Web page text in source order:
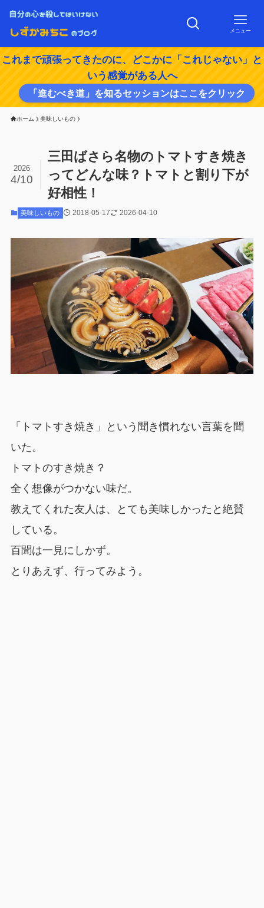
メニュー
これまで頑張ってきたのに、どこかに「これじゃない」と
いう感覚がある人へ
「進むべき道」を知るセッションはここをクリック
ホーム 美味しいもの
三田ばさら名物のトマトすき焼き
ってどんな味？トマトと割り下が
好相性！
2026
4/10
美味しいもの 2018-05-17 2026-04-10
「トマトすき焼き」という聞き慣れない言葉を聞
いた。
トマトのすき焼き？
全く想像がつかない味だ。
教えてくれた友人は、とても美味しかったと絶賛
している。
百聞は一見にしかず。
とりあえず、行ってみよう。